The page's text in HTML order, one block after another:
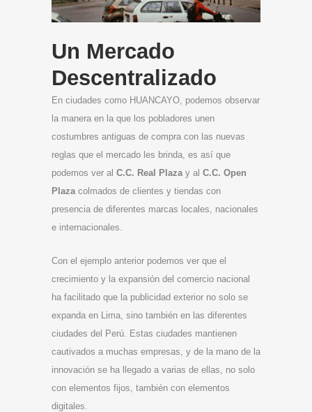
Un Mercado
Descentralizado
En ciudades como HUANCAYO, podemos observar
la manera en la que los pobladores unen
costumbres antiguas de compra con las nuevas
reglas que el mercado les brinda, es así que
podemos ver al C.C. Real Plaza y al C.C. Open
Plaza colmados de clientes y tiendas con
presencia de diferentes marcas locales, nacionales
e internacionales.
Con el ejemplo anterior podemos ver que el
crecimiento y la expansión del comercio nacional
ha facilitado que la publicidad exterior no solo se
expanda en Lima, sino también en las diferentes
ciudades del Perú. Estas ciudades mantienen
cautivados a muchas empresas, y de la mano de la
innovación se ha llegado a varias de ellas, no solo
con elementos fijos, también con elementos
digitales.